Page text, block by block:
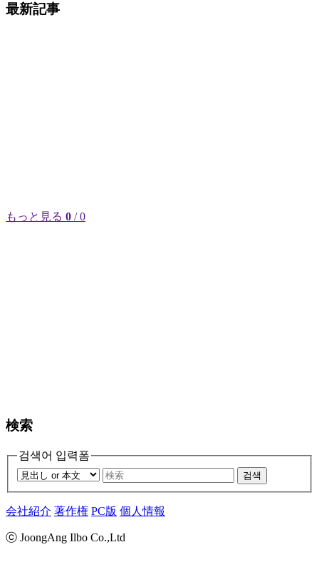
最新記事
もっと見る 0 / 0
検索
검색어 입력폼
검색
会社紹介 著作権 PC版 個人情報
ⓒ JoongAng Ilbo Co.,Ltd